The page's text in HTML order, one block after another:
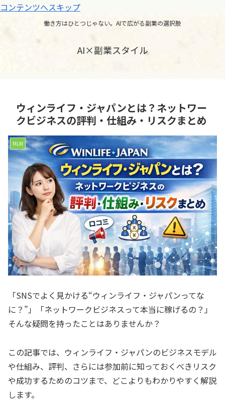
コンテンツへスキップ
働き方はひとつじゃない。AIで広がる副業の選択肢
AI×副業スタイル
ウィンライフ・ジャパンとは？ネットワー
クビジネスの評判・仕組み・リスクまとめ
MLM
「SNSでよく見かける“ウィンライフ・ジャパンってな
に？”」「ネットワークビジネスって本当に稼げるの？」
そんな疑問を持ったことはありませんか？
この記事では、ウィンライフ・ジャパンのビジネスモデル
や仕組み、評判、さらには参加前に知っておくべきリスク
や成功するためのコツまで、どこよりもわかりやすく解説
します。